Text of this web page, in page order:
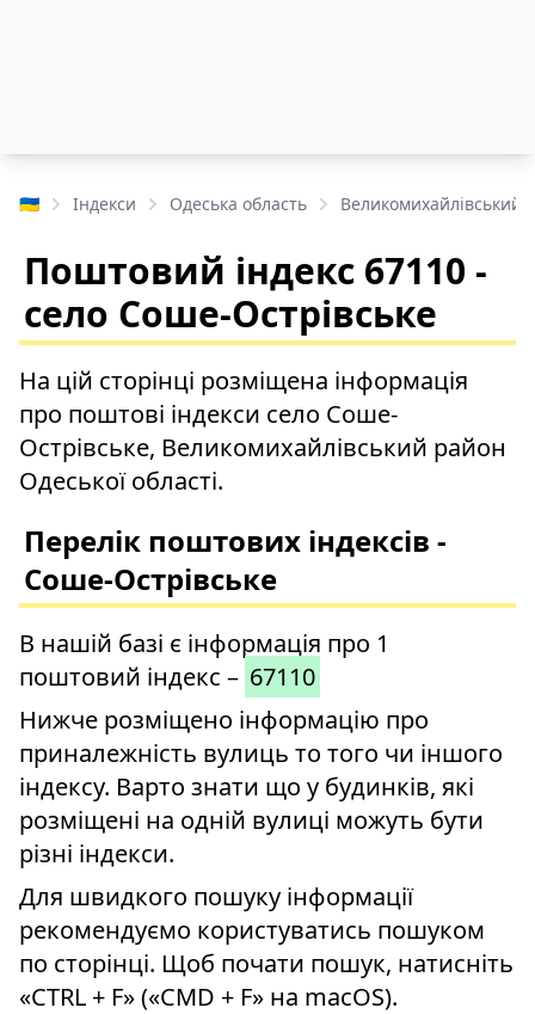
🇺🇦 Індекси Одеська область Великомихайлівський
Поштовий індекс 67110 -
село Соше-Острівське
На цій сторінці розміщена інформація
про поштові індекси село Соше-
Острівське, Великомихайлівський район
Одеської області.
Перелік поштових індексів -
Соше-Острівське
В нашій базі є інформація про 1
поштовий індекс – 67110
Нижче розміщено інформацію про
приналежність вулиць то того чи іншого
індексу. Варто знати що у будинків, які
розміщені на одній вулиці можуть бути
різні індекси.
Для швидкого пошуку інформації
рекомендуємо користуватись пошуком
по сторінці. Щоб почати пошук, натисніть
«CTRL + F» («CMD + F» на macOS).